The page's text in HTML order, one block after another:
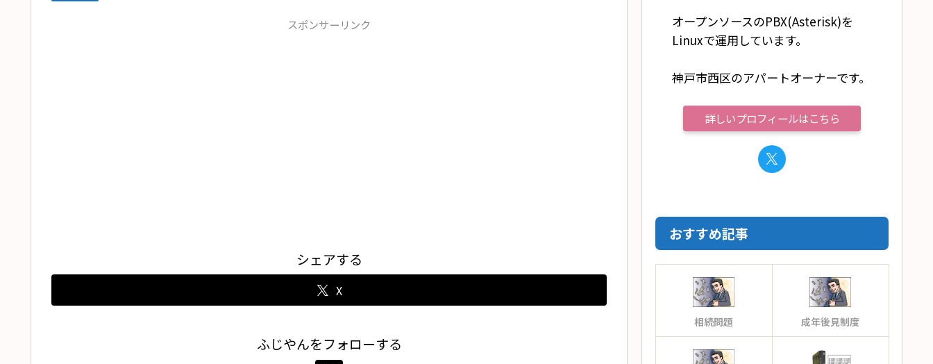
スポンサーリンク
シェアする
X
ふじやんをフォローする
オープンソースのPBX(Asterisk)を
Linuxで運用しています。
神戸市西区のアパートオーナーです。
詳しいプロフィールはこちら
おすすめ記事
相続問題 成年後見制度